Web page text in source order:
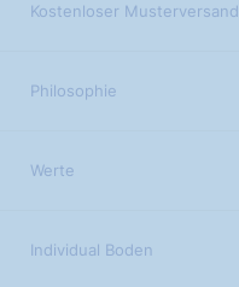
Kostenloser Musterversand
Philosophie
Werte
Individual Boden